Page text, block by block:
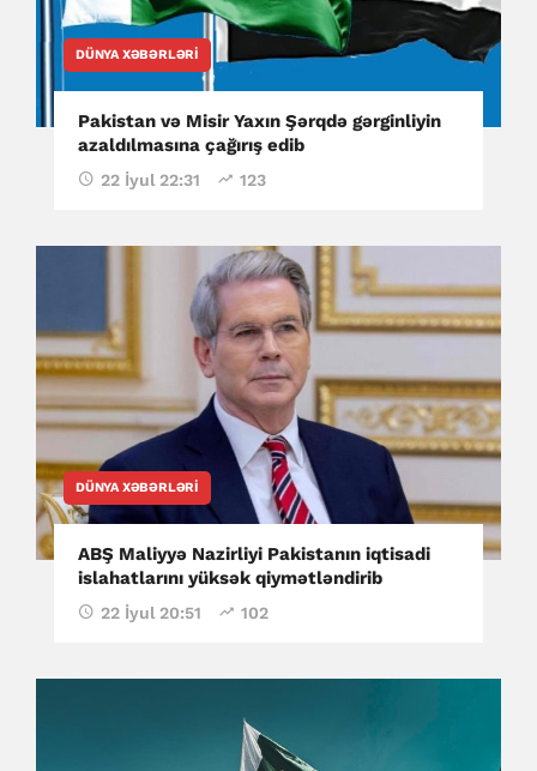
DÜNYA XƏBƏRLƏRI
Pakistan və Misir Yaxın Şərqdə gərginliyin
azaldılmasına çağırış edib
22 İyul 22:31 123
DÜNYA XƏBƏRLƏRI
ABŞ Maliyyə Nazirliyi Pakistanın iqtisadi
islahatlarını yüksək qiymətləndirib
22 İyul 20:51 102